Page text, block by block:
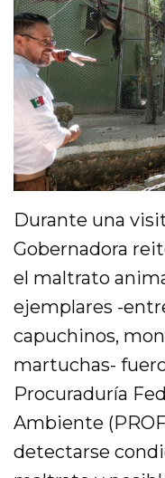
Durante una
Gobernadora
el maltrato
ejemplares -
capuchinos,
martuchas-
Procuraduría
Ambiente
detectarse